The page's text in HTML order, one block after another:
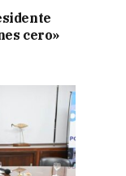
cero»